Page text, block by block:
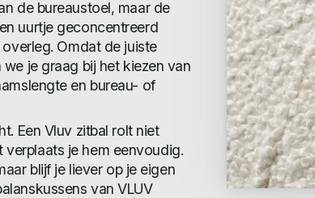
de bureaustoel, maar de
uurtje geconcentreerd
Omdat de juiste
je graag bij het kiezen van
en bureau- of
Een Vluv zitbal rolt niet
je hem eenvoudig.
blijf je liever op je eigen
van VLUV